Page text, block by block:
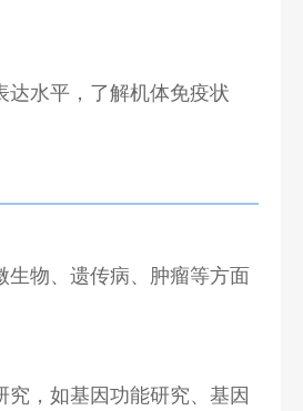
达水平，了解机体免疫状
生物、遗传病、肿瘤等方面
究，如基因功能研究、基因